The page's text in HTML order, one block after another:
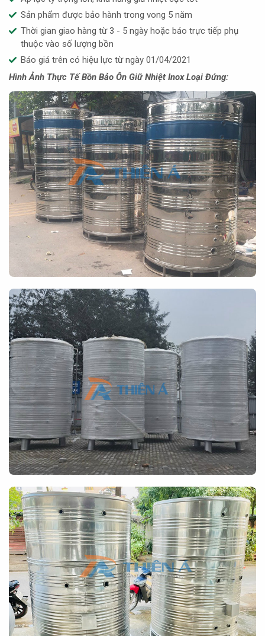
Sản phẩm được bảo hành trong vong 5 năm
Thời gian giao hàng từ 3 - 5 ngày hoặc báo trực tiếp phụ
thuộc vào số lượng bồn
Báo giá trên có hiệu lực từ ngày 01/04/2021
Hình Ảnh Thực Tế Bồn Bảo Ôn Giữ Nhiệt Inox Loại Đứng: